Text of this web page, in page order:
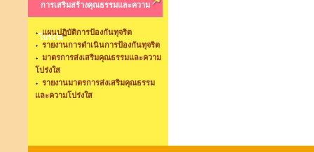
การเสริมสร้างคุณธรรมและความ
โปร่งใส
แผนปฏิบัติการป้องกันทุจริต
รายงานการดำเนินการป้องกันทุจริต
มาตรการส่งเสริมคุณธรรมและความ
โปร่งใส
รายงานมาตรการส่งเสริมคุณธรรม
และความโปร่งใส